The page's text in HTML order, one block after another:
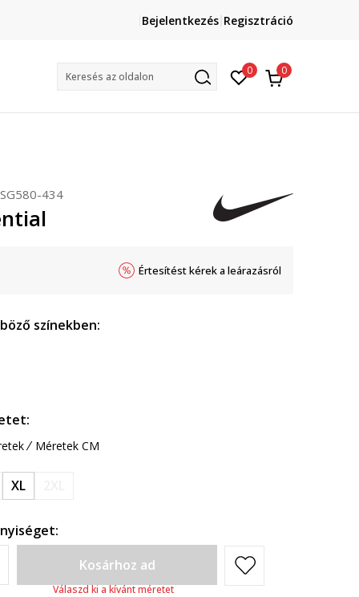
Lépj velünk kapcsolatba
online@sport-vision.huBejelentkezés Regisztráció
Keresés az oldalon 0 0
434
Értesítést kérek a leárazásról
színekben:
Méretek CM
XL
Kosárhoz ad
Válaszd ki a kívánt méretet